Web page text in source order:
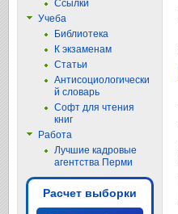
Ссылки
Учеба
Библиотека
К экзаменам
Статьи
Антисоциологически
й словарь
Софт для чтения
книг
Работа
Лучшие кадровые
агентства Перми
Расчет выборки